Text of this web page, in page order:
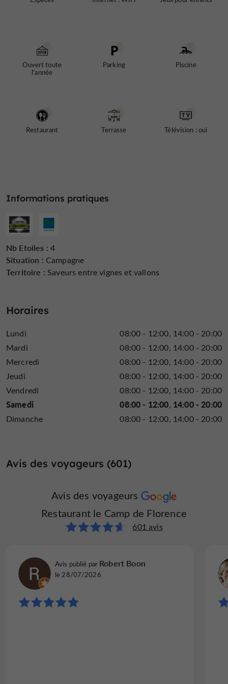
Ouvert toute
l'année
Parking Piscine
Restaurant Terrasse Télévision : oui
Informations pratiques
Nb Etoiles : 4
Situation : Campagne
Territoire : Saveurs entre vignes et vallons
Horaires
Lundi 08:00 - 12:00 14:00 - 20:00
Mardi
08:00 - 12:00 14:00 - 20:00
Mercredi
08:00 - 12:00 14:00 - 20:00
Jeudi
08:00 - 12:00 14:00 - 20:00
Vendredi
08:00 - 12:00 14:00 - 20:00
Samedi 08:00 - 12:00 14:00 - 20:00
Dimanche 08:00 - 12:00 14:00 - 20:00
Avis des voyageurs (601)
Avis des voyageurs
Restaurant le Camp de Florence
601 avis
Avis publié par Robert Boon
le 28/07/2026